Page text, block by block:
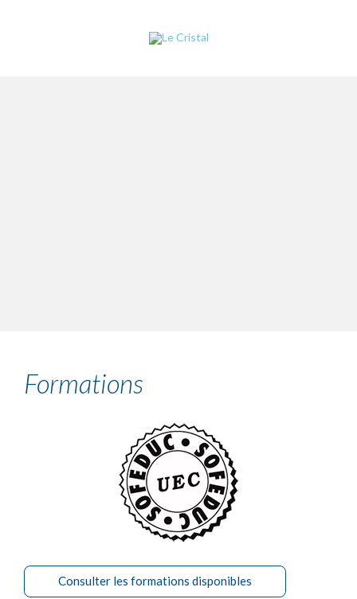
Formations
Consulter les formations disponibles